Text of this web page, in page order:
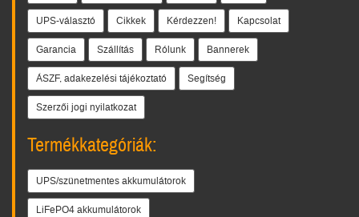
UPS-választó Cikkek Kérdezzen! Kapcsolat
Garancia Szállítás Rólunk Bannerek
ÁSZF, adakezelési tájékoztató Segítség
Szerzői jogi nyilatkozat
Termékkategóriák:
UPS/szünetmentes akkumulátorok
LiFePO4 akkumulátorok